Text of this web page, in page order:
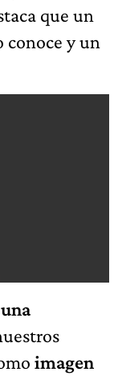
que un
conoce y un
imagen